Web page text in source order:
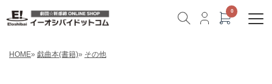
HOME» 戯曲本(書籍)» その他